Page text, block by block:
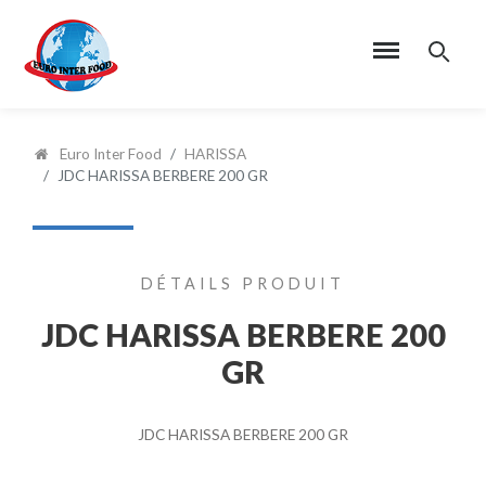
Euro Inter Food
HARISSA
JDC HARISSA BERBERE 200 GR
DÉTAILS PRODUIT
JDC HARISSA BERBERE 200
GR
JDC HARISSA BERBERE 200 GR